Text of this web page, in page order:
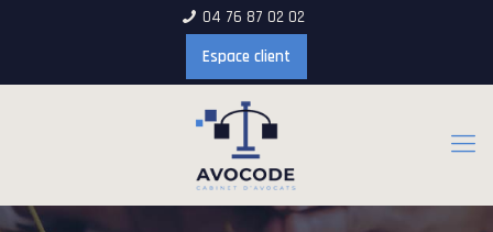
04 76 87 02 02
Espace client